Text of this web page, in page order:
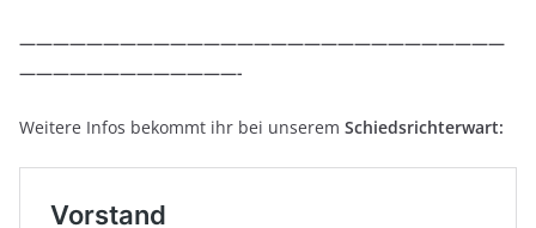
—————————————————————————————
—————————————-
Weitere Infos bekommt ihr bei unserem Schiedsrichterwart: